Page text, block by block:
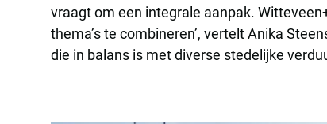
vraagt om een integrale aanpak.
thema’s te combineren’, vertelt Anika
die in balans is met diverse stedelijke